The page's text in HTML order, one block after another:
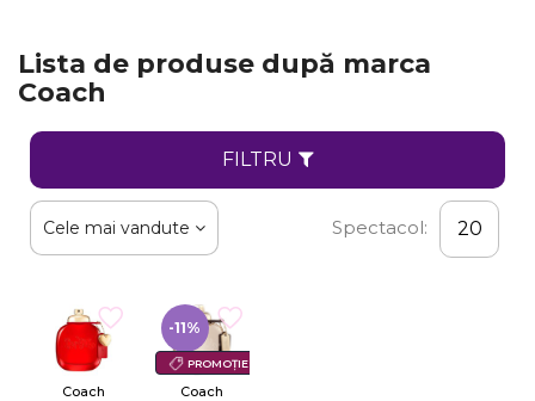
Lista de produse după marca
Coach
FILTRU
Cele mai vandute Spectacol: 20
Coach
PROMOȚIE
-11%
Coach